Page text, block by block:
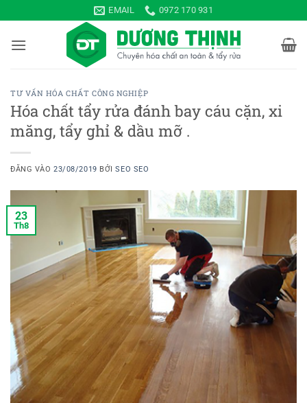
qua
nội
EMAIL 0972 170 931
TƯ VẤN HÓA CHẤT CÔNG NGHIỆP
Hóa chất tẩy rửa đánh bay cáu cặn, xi
măng, tẩy ghỉ & dầu mỡ .
ĐĂNG VÀO23/08/2019 BỞISEO SEO
23
Th8